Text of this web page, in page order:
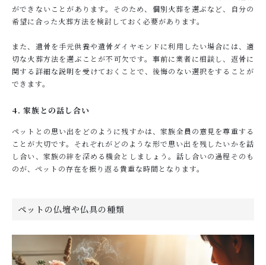
ができないことがあります。そのため、個別火葬を選ぶなど、自分の
希望に合った火葬方法を検討しておく必要があります。
また、遺骨を手元供養や遺骨ダイヤモンドに利用したい場合には、適
切な火葬方法を選ぶことが不可欠です。事前に業者に相談し、返骨に
関する詳細な説明を受けておくことで、後悔のない選択をすることが
できます。
4. 家族との話し合い
ペットとの思い出をどのように残すかは、家族全員の意見を尊重する
ことが大切です。それぞれがどのような形で思い出を残したいかを話
し合い、家族の絆を深める機会としましょう。話し合いの過程そのも
のが、ペットの存在を振り返る貴重な時間となります。
ペットの仏壇や仏具の種類